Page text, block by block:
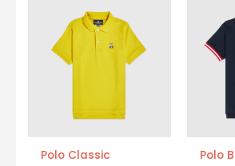
Polo Classic Polo